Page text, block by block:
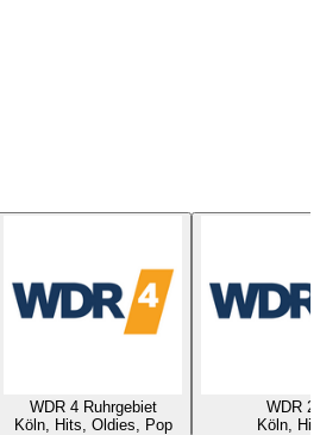
WDR 4 Ruhrgebiet
Köln, Hits, Oldies, Pop
WDR 2
Köln,